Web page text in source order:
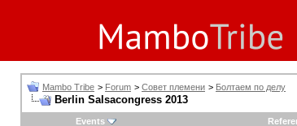
Mambo Tribe > Forum > Совет племени > Болтаем по делу
Berlin Salsacongress 2013
Events